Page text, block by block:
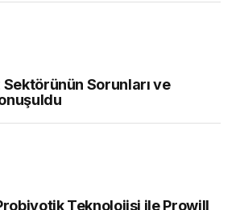
Sektörünün Sorunları ve
Teknolojisi ile Prowill